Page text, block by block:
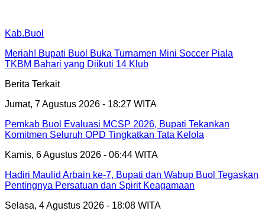
Kab.Buol
Meriah! Bupati Buol Buka Turnamen Mini Soccer Piala
TKBM Bahari yang Diikuti 14 Klub
Berita Terkait
Jumat, 7 Agustus 2026 - 18:27 WITA
Pemkab Buol Evaluasi MCSP 2026, Bupati Tekankan
Komitmen Seluruh OPD Tingkatkan Tata Kelola
Kamis, 6 Agustus 2026 - 06:44 WITA
Hadiri Maulid Arbain ke-7, Bupati dan Wabup Buol Tegaskan
Pentingnya Persatuan dan Spirit Keagamaan
Selasa, 4 Agustus 2026 - 18:08 WITA